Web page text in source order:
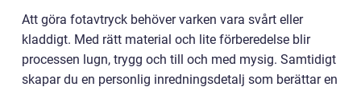
Att göra fotavtryck behöver varken vara svårt eller
kladdigt. Med rätt material och lite förberedelse blir
processen lugn, trygg och till och med mysig. Samtidigt
skapar du en personlig inredningsdetalj som berättar en